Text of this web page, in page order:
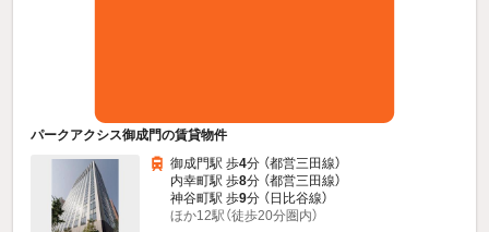
パークアクシス御成門の賃貸物件
御成門駅 歩4分 （都営三田線）
内幸町駅 歩8分 （都営三田線）
神谷町駅 歩9分 （日比谷線）
ほか12駅（徒歩20分圏内）